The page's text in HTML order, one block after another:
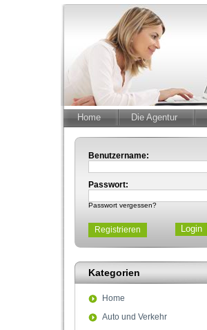
Home Die Agentur
Benutzername:
Passwort:
Passwort vergessen?
Registrieren
Kategorien
Home
Auto und Verkehr